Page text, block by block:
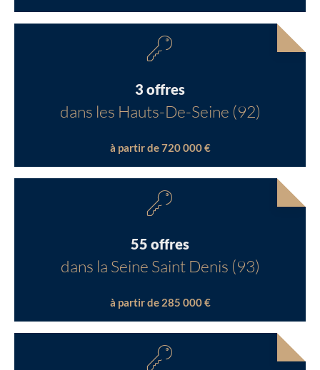
3 offres
dans les Hauts-De-Seine (92)
à partir de 720 000 €
55 offres
dans la Seine Saint Denis (93)
à partir de 285 000 €